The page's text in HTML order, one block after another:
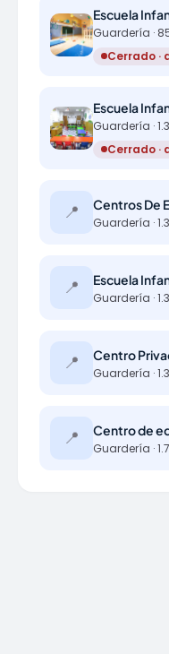
Escuela
Guardería ·
Cerrado ·
Guardería ·
Cerrado ·
📍 Centros De
Guardería ·
📍 Escuela
Guardería ·
📍 Guardería ·
📍 Centro de
Guardería ·